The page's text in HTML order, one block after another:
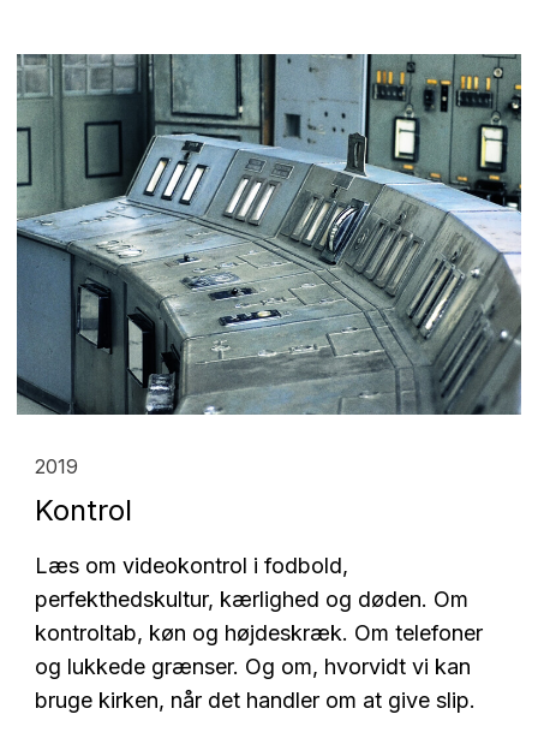
2019
Kontrol
Læs om videokontrol i fodbold,
perfekthedskultur, kærlighed og døden. Om
kontroltab, køn og højdeskræk. Om telefoner
og lukkede grænser. Og om, hvorvidt vi kan
bruge kirken, når det handler om at give slip.